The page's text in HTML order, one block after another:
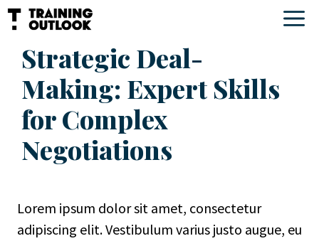
Skip
to
contentStrategic Deal-
Making: Expert Skills
for Complex
Negotiations
Lorem ipsum dolor sit amet, consectetur
adipiscing elit. Vestibulum varius justo augue, eu